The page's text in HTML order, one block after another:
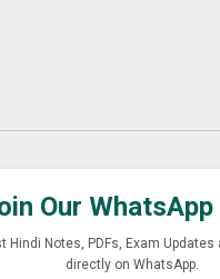
Our WhatsApp
Hindi Notes, PDFs, Exam
directly on WhatsApp.